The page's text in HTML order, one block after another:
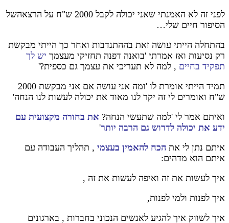
לפני זה לא האמנתי שאני יכולה לקבל 2000 ש"ח על הרצאהשל
הסיפור חיים שלי…
בהתחלה הייתי עושה זאת בההתנדבות ואחר כך הייתי מבקשת
רק נסיעות ואז אמרתי 'בואנה דפנה תחזיקי מעצמך יש לך
תפקיד בחיים , למה לא תעריכי את עצמך גם כספית?'
תמיד הייתי אומרת לו 'ומה אני עושה אם אני מבקשת 2000
ש"ח ואומרים לי זה יקר לנו מאוד את יכולה לעשות לנו הנחה'
ואיתם אמר לי 'למה שתעשי הנחה? את בחורה מקצועית עם
ידע את יכולה לדרוש גם הרבה יותר'
איתם נתן לי את הכח להאמין בעצמי , תהליך העבודה עם
איתם הוא מדהים:
איך לעשות את זה ואיפה לעשות את זה ,
איך לפנות ולמי לפנות,
איך לשווק איך להגיע לאנשים הנכוני בחברות , בארגונים